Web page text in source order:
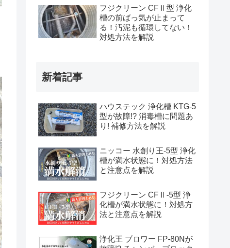
フジクリーン CFⅡ型 浄化
槽の前ばっ気が止まって
る！汚泥も循環してない！
対処方法を解説
新着記事
ハウステック 浄化槽 KTG-5
型が故障!? 消毒槽に問題あ
り! 補修方法を解説
ニッコー 水創り王-5型 浄化
槽が満水状態に！対処方法
と注意点を解説
フジクリーン CFⅡ-5型 浄
化槽が満水状態に！対処方
法と注意点を解説
浄化王 ブロワー FP-80Nが